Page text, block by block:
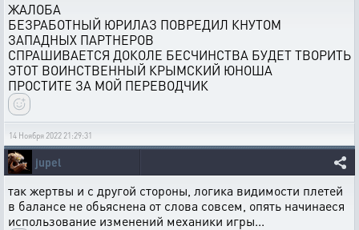
ЖАЛОБА
БЕЗРАБОТНЫЙ ЮРИЛАЗ ПОВРЕДИЛ КНУТОМ
ЗАПАДНЫХ ПАРТНЕРОВ
СПРАШИВАЕТСЯ ДОКОЛЕ БЕСЧИНСТВА БУДЕТ ТВОРИТЬ
ЭТОТ ВОИНСТВЕННЫЙ КРЫМСКИЙ ЮНОША
ПРОСТИТЕ ЗА МОЙ ПЕРЕВОДЧИК
14 Ноября 2022 21:29:31
jupel
так жертвы и с другой стороны, логика видимости плетей
в балансе не обьяснена от слова совсем, опять начинаеся
использование изменений механики игры...